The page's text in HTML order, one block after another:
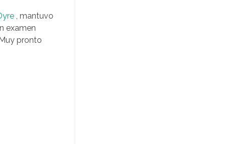
, mantuvo
examen
pronto